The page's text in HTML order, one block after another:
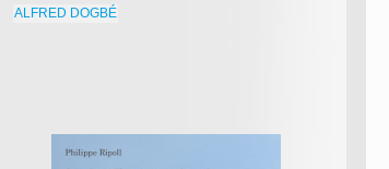
ALFRED DOGBÉ